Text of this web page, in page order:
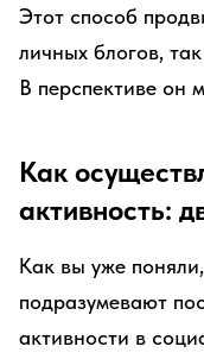
Этот способ
личных блогов,
В перспективе он
Как
активность:
Как вы уже
подразумевают
активности в